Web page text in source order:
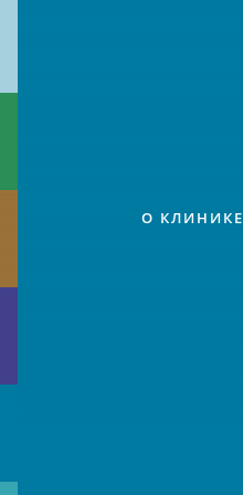
О КЛИНИКЕ